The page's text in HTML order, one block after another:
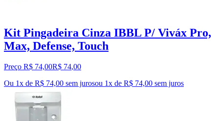
Kit Pingadeira Cinza IBBL P/ Viváx Pro,
Max, Defense, Touch
Preço R$ 74,00R$ 74,00
Ou 1x de R$ 74,00 sem jurosou 1x de R$ 74,00 sem juros